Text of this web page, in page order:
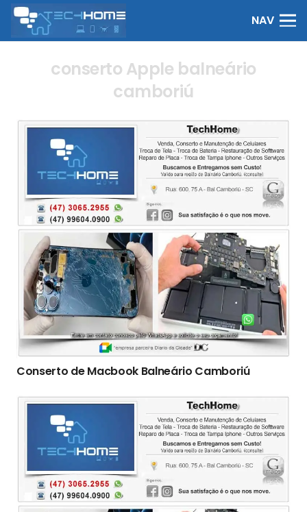
NAV
conserto Apple balneário
camboriú
Conserto de Macbook Balneário Camboriú